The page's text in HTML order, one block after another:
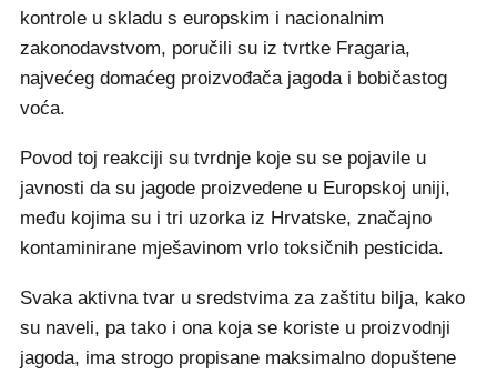
kontrole u skladu s europskim i nacionalnim
zakonodavstvom, poručili su iz tvrtke Fragaria,
najvećeg domaćeg proizvođača jagoda i bobičastog
voća.
Povod toj reakciji su tvrdnje koje su se pojavile u
javnosti da su jagode proizvedene u Europskoj uniji,
među kojima su i tri uzorka iz Hrvatske, značajno
kontaminirane mješavinom vrlo toksičnih pesticida.
Svaka aktivna tvar u sredstvima za zaštitu bilja, kako
su naveli, pa tako i ona koja se koriste u proizvodnji
jagoda, ima strogo propisane maksimalno dopuštene